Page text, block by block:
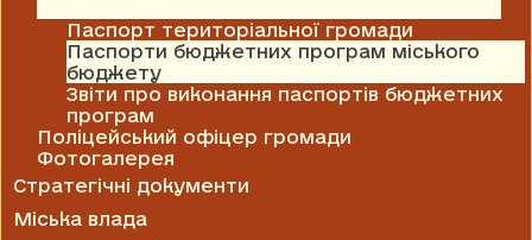
Паспорт територіальної громади
Паспорти бюджетних програм міського
бюджету
Звіти про виконання паспортів бюджетних
програм
Поліцейський офіцер громади
Фотогалерея
Стратегічні документи
Міська влада